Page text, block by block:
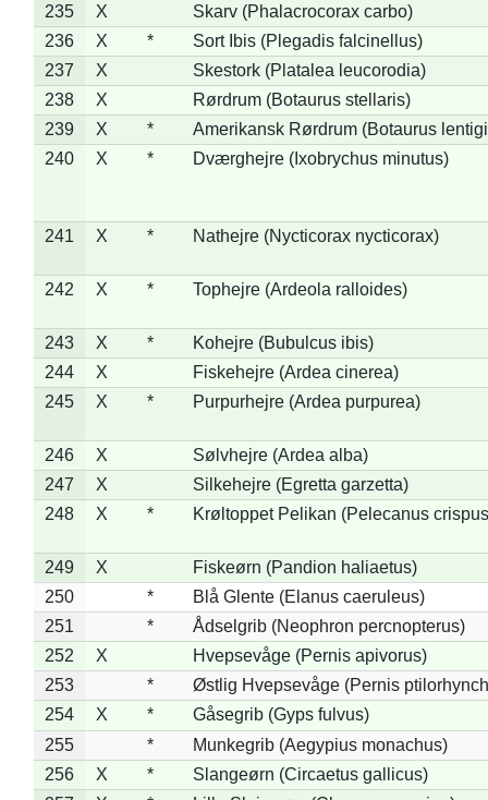
235
X
Skarv (Phalacrocorax carbo)
236
X *
Sort Ibis (Plegadis falcinellus)
237
X
Skestork (Platalea leucorodia)
238
X
Rørdrum (Botaurus stellaris)
239
X *
Amerikansk Rørdrum (Botaurus
240
X * Dværghejre (Ixobrychus minutus)
241 X * Nathejre (Nycticorax nycticorax)
242 X * Tophejre (Ardeola ralloides)
243 X *
Kohejre (Bubulcus ibis)
244
X
Fiskehejre (Ardea cinerea)
245
X * Purpurhejre (Ardea purpurea)
246 X
Sølvhejre (Ardea alba)
247
X
Silkehejre (Egretta garzetta)
248
X * Krøltoppet Pelikan (Pelecanus
249 X
Fiskeørn (Pandion haliaetus)
250
*
Blå Glente (Elanus caeruleus)
251
*
Ådselgrib (Neophron percnopterus)
252
X
Hvepsevåge (Pernis apivorus)
253
*
Østlig Hvepsevåge (Pernis
254
X *
Gåsegrib (Gyps fulvus)
255
*
Munkegrib (Aegypius monachus)
256
X *
Slangeørn (Circaetus gallicus)